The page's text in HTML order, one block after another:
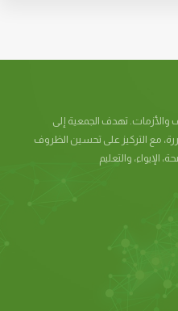
تھدف الجمعیة إلى
مع التركیز على تحسین الظروف
الإیواء، والتعلیم